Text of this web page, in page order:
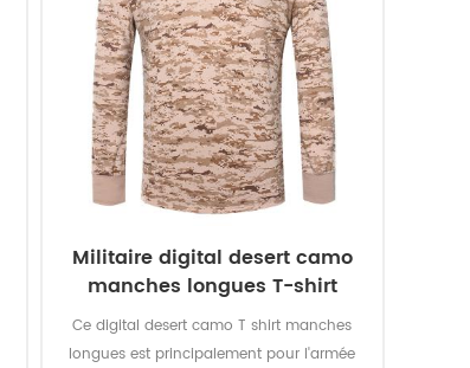
Militaire digital desert camo
manches longues T-shirt
Ce digital desert camo T shirt manches
longues est principalement pour l'armée